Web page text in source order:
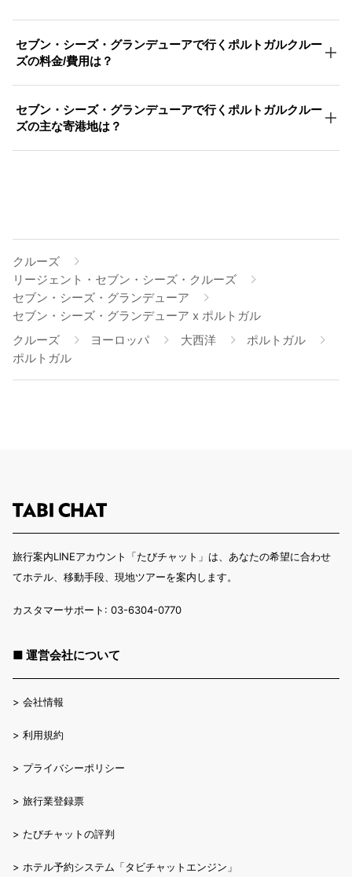
セブン・シーズ・グランデューアで行くポルトガルクルー
ズの料金/費用は？
セブン・シーズ・グランデューアで行くポルトガルクルー
ズの主な寄港地は？
クルーズ
リージェント・セブン・シーズ・クルーズ
セブン・シーズ・グランデューア
セブン・シーズ・グランデューア x ポルトガル
クルーズ
ヨーロッパ 大西洋
ポルトガル
ポルトガル
旅行案内LINEアカウント「たびチャット」は、あなたの希望に合わせ
てホテル、移動手段、現地ツアーを案内します。
カスタマーサポート: 03-6304-0770
■ 運営会社について
> 会社情報
> 利用規約
> プライバシーポリシー
> 旅行業登録票
> たびチャットの評判
> ホテル予約システム「タビチャットエンジン」